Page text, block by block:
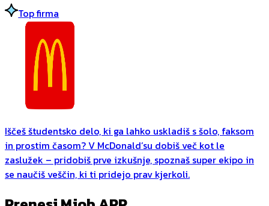
Top firma
Iščeš študentsko delo, ki ga lahko uskladiš s šolo, faksom
in prostim časom? V McDonald’su dobiš več kot le
zaslužek – pridobiš prve izkušnje, spoznaš super ekipo in
se naučiš veščin, ki ti pridejo prav kjerkoli.